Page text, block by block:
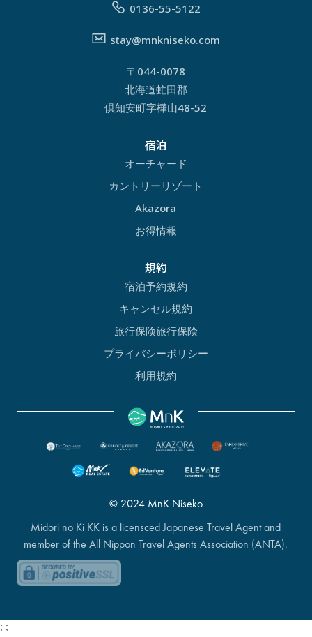
0136-55-5122
stay@mnkniseko.com
〒044-0078
北海道虻田郡
倶知安町字樺山48-52
宿泊
オーチャード
カントリーリゾート
Akazora
お得情報
規約
宿泊予約規約
キャンセル規約
旅行保険旅行保険
プライバシーポリシー
利用規約
© 2024 MnK Niseko
Midori no Ki KK is a licensced Japanese Travel Agent and
member of the All Nippon Travel Agents Association (ANTA).
; ;